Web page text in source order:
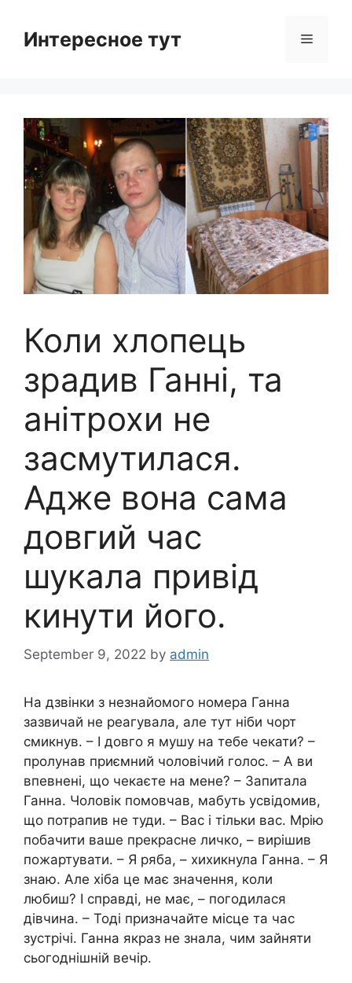
contentИнтересное тут Menu
Коли хлопець
зрадив Ганні, та
анітрохи не
засмутилася.
Адже вона сама
довгий час
шукала привід
кинути його.
September 9, 2022 by admin
На дзвінки з незнайомого номера Ганна
зазвичай не реагувала, але тут ніби чорт
смикнув. – І довго я мушу на тебе чекати? –
пролунав приємний чоловічий голос. – А ви
впевнені, що чекаєте на мене? – Запитала
Ганна. Чоловік помовчав, мабуть усвідомив,
що потрапив не туди. – Вас і тільки вас. Мрію
побачити ваше прекрасне личко, – вирішив
пожартувати. – Я ряба, – хихикнула Ганна. – Я
знаю. Але хіба це має значення, коли
любиш? І справді, не має, – погодилася
дівчина. – Тоді призначайте місце та час
зустрічі. Ганна якраз не знала, чим зайняти
сьогоднішній вечір.